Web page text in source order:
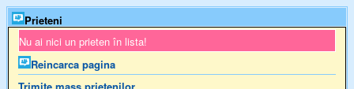
Prieteni
Nu ai nici un prieten în lista!
Reincarca pagina